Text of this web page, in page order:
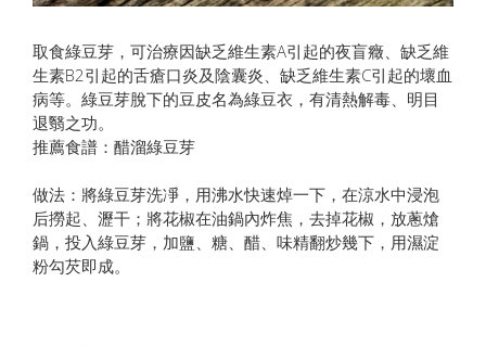
取食綠豆芽，可治療因缺乏維生素A引起的夜盲癥、缺乏維
生素B2引起的舌瘡口炎及陰囊炎、缺乏維生素C引起的壞血
病等。綠豆芽脫下的豆皮名為綠豆衣，有清熱解毒、明目
退翳之功。
推薦食譜：醋溜綠豆芽
做法：將綠豆芽洗凈，用沸水快速焯一下，在涼水中浸泡
后撈起、瀝干；將花椒在油鍋內炸焦，去掉花椒，放蔥熗
鍋，投入綠豆芽，加鹽、糖、醋、味精翻炒幾下，用濕淀
粉勾芡即成。